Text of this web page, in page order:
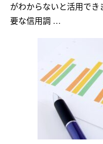
がわからないと活用で
要な信用調 …